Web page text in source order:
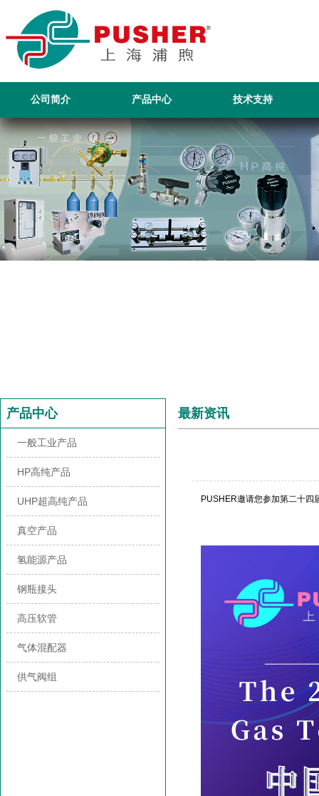
公司简介 产品中心 技术支持
产品中心
一般工业产品
HP高纯产品
UHP超高纯产品
真空产品
氢能源产品
钢瓶接头
高压软管
气体混配器
供气阀组
最新资讯
PUSHER邀请您参加第二十四